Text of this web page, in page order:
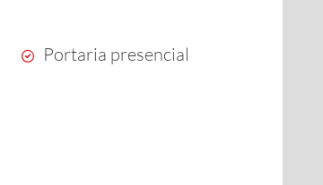
Portaria presencial